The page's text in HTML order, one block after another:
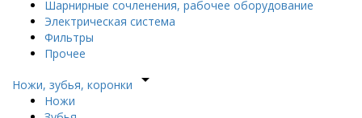
Шарнирные сочленения, рабочее оборудование
Электрическая система
Фильтры
Прочее
Ножи, зубья, коронки arrow_drop_down
Ножи